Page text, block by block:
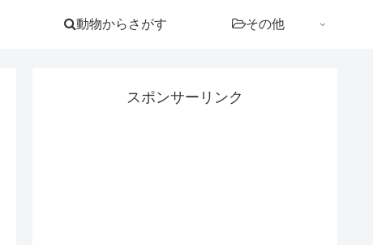
動物からさがす その他
スポンサーリンク